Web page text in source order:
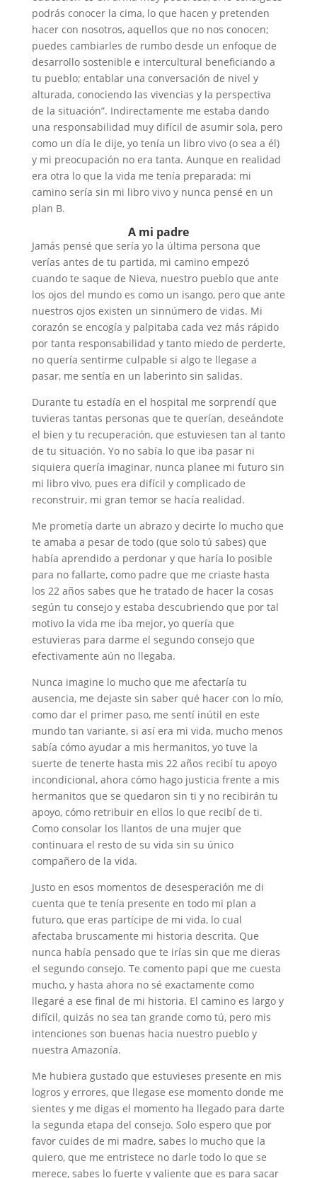
podrás conocer la cima, lo que hacen y pretenden
hacer con nosotros, aquellos que no nos conocen;
puedes cambiarles de rumbo desde un enfoque de
desarrollo sostenible e intercultural beneficiando a
tu pueblo; entablar una conversación de nivel y
alturada, conociendo las vivencias y la perspectiva
de la situación”. Indirectamente me estaba dando
una responsabilidad muy difícil de asumir sola, pero
como un día le dije, yo tenía un libro vivo (o sea a él)
y mi preocupación no era tanta. Aunque en realidad
era otra lo que la vida me tenía preparada: mi
camino sería sin mi libro vivo y nunca pensé en un
plan B.
A mi padre
Jamás pensé que sería yo la última persona que
verías antes de tu partida, mi camino empezó
cuando te saque de Nieva, nuestro pueblo que ante
los ojos del mundo es como un isango, pero que ante
nuestros ojos existen un sinnúmero de vidas. Mi
corazón se encogía y palpitaba cada vez más rápido
por tanta responsabilidad y tanto miedo de perderte,
no quería sentirme culpable si algo te llegase a
pasar, me sentía en un laberinto sin salidas.
Durante tu estadía en el hospital me sorprendí que
tuvieras tantas personas que te querían, deseándote
el bien y tu recuperación, que estuviesen tan al tanto
de tu situación. Yo no sabía lo que iba pasar ni
siquiera quería imaginar, nunca planee mi futuro sin
mi libro vivo, pues era difícil y complicado de
reconstruir, mi gran temor se hacía realidad.
Me prometía darte un abrazo y decirte lo mucho que
te amaba a pesar de todo (que solo tú sabes) que
había aprendido a perdonar y que haría lo posible
para no fallarte, como padre que me criaste hasta
los 22 años sabes que he tratado de hacer la cosas
según tu consejo y estaba descubriendo que por tal
motivo la vida me iba mejor, yo quería que
estuvieras para darme el segundo consejo que
efectivamente aún no llegaba.
Nunca imagine lo mucho que me afectaría tu
ausencia, me dejaste sin saber qué hacer con lo mío,
como dar el primer paso, me sentí inútil en este
mundo tan variante, si así era mi vida, mucho menos
sabía cómo ayudar a mis hermanitos, yo tuve la
suerte de tenerte hasta mis 22 años recibí tu apoyo
incondicional, ahora cómo hago justicia frente a mis
hermanitos que se quedaron sin ti y no recibirán tu
apoyo, cómo retribuir en ellos lo que recibí de ti.
Como consolar los llantos de una mujer que
continuara el resto de su vida sin su único
compañero de la vida.
Justo en esos momentos de desesperación me di
cuenta que te tenía presente en todo mi plan a
futuro, que eras partícipe de mi vida, lo cual
afectaba bruscamente mi historia descrita. Que
nunca había pensado que te irías sin que me dieras
el segundo consejo. Te comento papi que me cuesta
mucho, y hasta ahora no sé exactamente como
llegaré a ese final de mi historia. El camino es largo y
difícil, quizás no sea tan grande como tú, pero mis
intenciones son buenas hacia nuestro pueblo y
nuestra Amazonía.
Me hubiera gustado que estuvieses presente en mis
logros y errores, que llegase ese momento donde me
sientes y me digas el momento ha llegado para darte
la segunda etapa del consejo. Solo espero que por
favor cuides de mi madre, sabes lo mucho que la
quiero, que me entristece no darle todo lo que se
merece, sabes lo fuerte y valiente que es para sacar